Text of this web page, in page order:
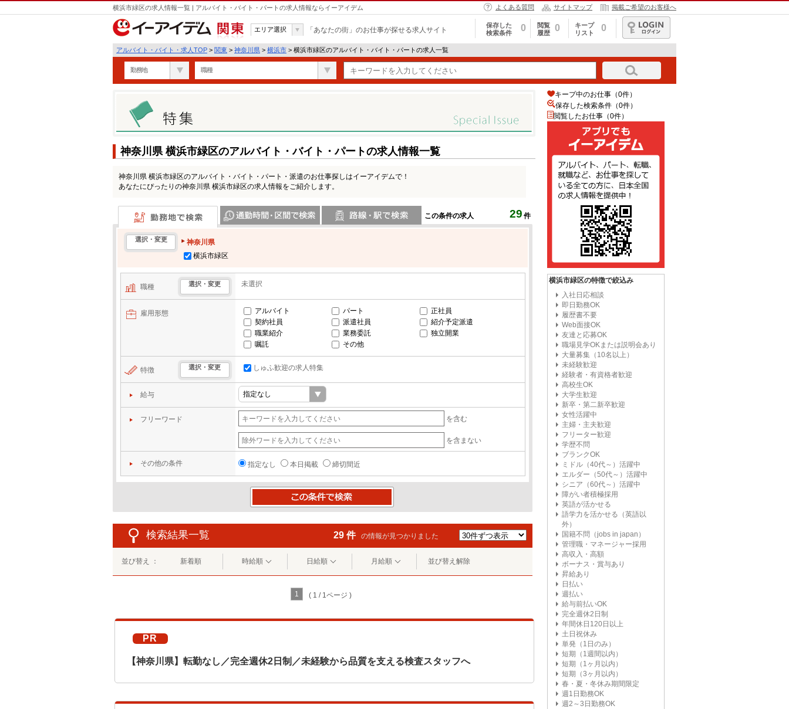
横浜市緑区の求人情報一覧 | アルバイト・バイト・パートの求人情報ならイーアイデム よくある質問 サイトマップ 掲載ご希望のお客様へ
関東
エリア選択 「あなたの街」のお仕事が探せる求人サイト
保存した
検索条件
0
閲覧
履歴
0
キープ
リスト
0
ログイン
アルバイト・バイト・求人TOP > 関東 > 神奈川県 > 横浜市 > 横浜市緑区のアルバイト・バイト・パートの求人一覧
勤務地 職種
神奈川県 横浜市緑区のアルバイト・バイト・パートの求人情報一覧
神奈川県 横浜市緑区のアルバイト・バイト・パート・派遣のお仕事探しはイーアイデムで！
あなたにぴったりの神奈川県 横浜市緑区の求人情報をご紹介します。
この条件の求人 29 件
勤務地で検索
選択・変更
神奈川県
横浜市緑区
職種 選択・変更 未選択
雇用形態 アルバイト パート
正社員
契約社員
派遣社員
紹介予定派遣
職業紹介
業務委託
独立開業
嘱託
その他
特徴 選択・変更 しゅふ歓迎の求人特集
給与
フリーワード を含む
を含まない
その他の条件 指定なし 本日掲載 締切間近
この条件で検索
検索結果一覧 29 件 の情報が見つかりました
並び替え ： 新着順 時給順 日給順 月給順 並び替え解除
1 ( 1 / 1ページ )
PR
【神奈川県】転勤なし／完全週休2日制／未経験から品質を支える検査スタッフへ
キープ中のお仕事（0件）
保存した検索条件（0件）
閲覧したお仕事（0件）
横浜市緑区の特徴で絞込み
入社日応相談
即日勤務OK
履歴書不要
Web面接OK
友達と応募OK
職場見学OKまたは説明会あり
大量募集（10名以上）
未経験歓迎
経験者・有資格者歓迎
高校生OK
大学生歓迎
新卒・第二新卒歓迎
女性活躍中
主婦・主夫歓迎
フリーター歓迎
学歴不問
ブランクOK
ミドル（40代～）活躍中
エルダー（50代～）活躍中
シニア（60代～）活躍中
障がい者積極採用
英語が活かせる
語学力を活かせる（英語以
外）
国籍不問（jobs in japan）
管理職・マネージャー採用
高収入・高額
ボーナス・賞与あり
昇給あり
日払い
週払い
給与前払いOK
完全週休2日制
年間休日120日以上
土日祝休み
単発（1日のみ）
短期（1週間以内）
短期（1ヶ月以内）
短期（3ヶ月以内）
春・夏・冬休み期間限定
週1日勤務OK
週2～3日勤務OK